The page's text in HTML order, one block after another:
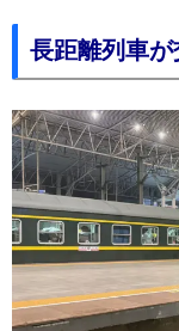
長距離列車